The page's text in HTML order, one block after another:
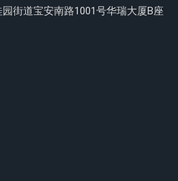
街道宝安南路1001号华瑞大厦B座